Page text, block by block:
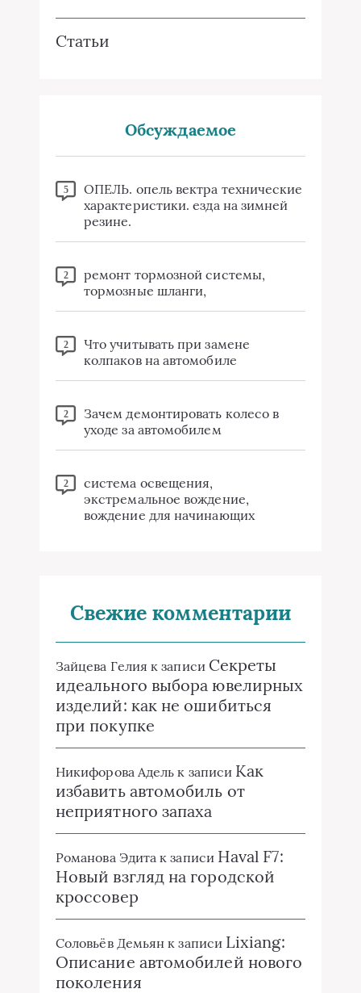
Статьи
Обсуждаемое
5
ОПЕЛЬ. опель вектра технические
характеристики. езда на зимней
резине.
2
ремонт тормозной системы,
тормозные шланги,
2
Что учитывать при замене
колпаков на автомобиле
2
Зачем демонтировать колесо в
уходе за автомобилем
2
система освещения,
экстремальное вождение,
вождение для начинающих
Свежие комментарии
Зайцева Гелия к записи Секреты
идеального выбора ювелирных
изделий: как не ошибиться
при покупке
Никифорова Адель к записи Как
избавить автомобиль от
неприятного запаха
Романова Эдита к записи Haval F7:
Новый взгляд на городской
кроссовер
Соловьёв Демьян к записи Lixiang:
Описание автомобилей нового
поколения